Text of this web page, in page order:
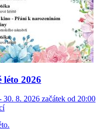
léto 2026
30. 8. 2026 začátek od 20:00